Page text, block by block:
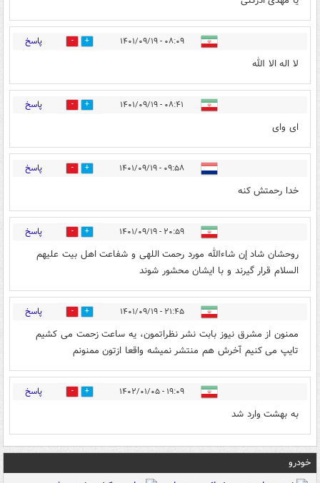
۰۸:۰۹ - ۱۴۰۱/۰۹/۱۹ 0 پاسخ
لا اله الا الله
۰۸:۴۱ - ۱۴۰۱/۰۹/۱۹ 0 پاسخ
ای وای
۰۹:۵۸ - ۱۴۰۱/۰۹/۱۹ 0 پاسخ
خدا رحمتش کنه
۲۰:۵۹ - ۱۴۰۱/۰۹/۱۹ 0 پاسخ
روحشان شاد إن شاءالله مورد رحمت اللهی و شفاعت اهل بیت علیهم
السلام قرار گیرند و با ایشان محشور شوند
۲۱:۴۵ - ۱۴۰۱/۰۹/۱۹ 0 پاسخ
ممنون از مشرق نیوز بابت نشر نظراتمون، یه ساعت زحمت می کشیم
تایپ می کنیم آخرش هم منتشر نمیشه واقعا ازتون ممنونم
۱۹:۰۹ - ۱۴۰۲/۰۱/۰۵ 0 پاسخ
به بهشت وارد شد
خودرو